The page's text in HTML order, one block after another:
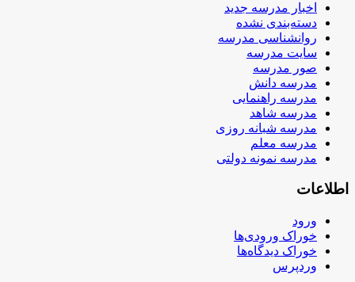
اخبار مدرسه جدید
دسته‌بندی نشده
روانشناسی مدرسه
سایت مدرسه
صور مدرسه
مدرسه دانش
مدرسه راهنمایی
مدرسه شاهد
مدرسه شبانه روزی
مدرسه معلم
مدرسه نمونه دولتی
اطلاعات
ورود
خوراک ورودی‌ها
خوراک دیدگاه‌ها
وردپرس